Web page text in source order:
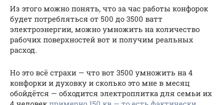
Из этого можно понять, что за час работы конфорок
будет потребляться от 500 до 3500 ватт
электроэнергии, можно умножить на количество
рабочих поверхностей вот и получим реальных
расход.
Но это всё страхи — что вот 3500 умножить на 4
конфорки и духовку и сколько это мне в месяц
обойдётся — обходится электроплитка для семьи их